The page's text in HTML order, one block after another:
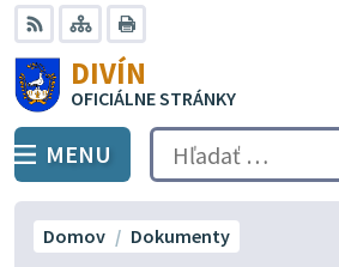
Preskočiť
na
obsah
RSS Mapa
DIVÍN
OFICIÁLNE STRÁNKY
PREPNÚŤ
MENU Hľadať:
Domov Dokumenty